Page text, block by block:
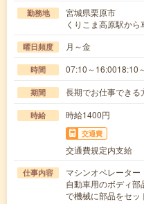
勤務地
宮城県栗原市
くりこま高原駅から
曜日頻度 月～金
時間 07:10～16:0018:10
期間 長期でお仕事できる
時給 時給1400円
交通費
交通費規定内支給
仕事内容
マシンオペレーター
自動車用のボディ
で機械に部品をセ